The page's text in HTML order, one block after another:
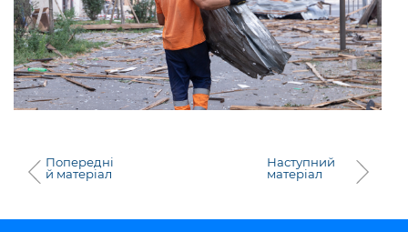
Попередні
й матеріал
Наступний
матеріал